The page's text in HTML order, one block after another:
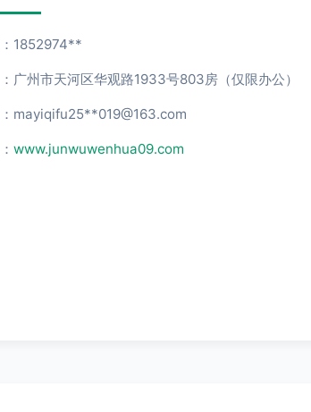
1852974**
广州市天河区华观路1933号803房（仅限办公）
mayiqifu25**019@163.com
www.junwuwenhua09.com